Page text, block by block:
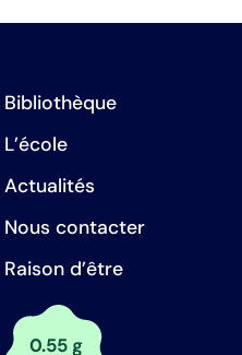
Bibliothèque
L’école
Actualités
Nous contacter
Raison d’être
0.55 g